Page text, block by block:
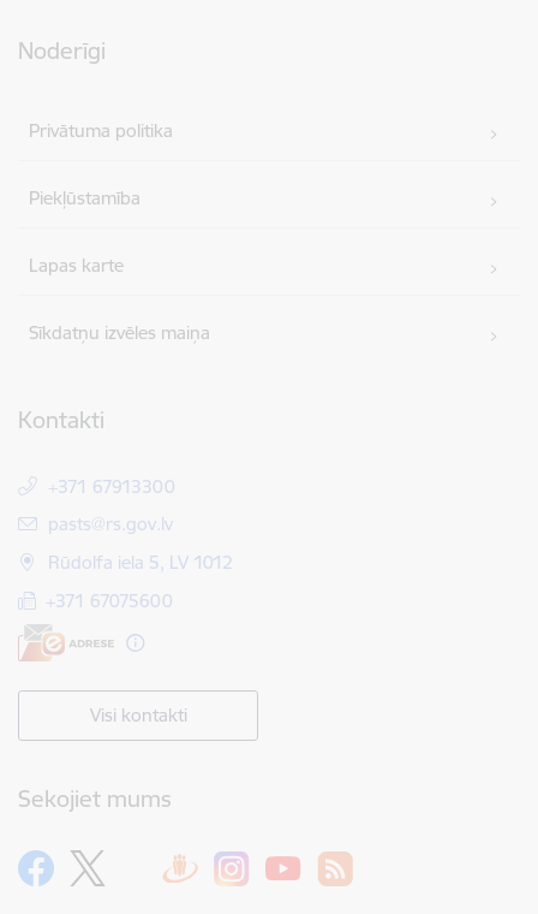
Noderīgi
Privātuma politika
Piekļūstamība
Lapas karte
Sīkdatņu izvēles maiņa
Kontakti
+371 67913300
E-pasts:
pasts@rs.gov.lv
Rūdolfa iela 5, LV 1012
+371 67075600
Visi kontakti
Sekojiet mums